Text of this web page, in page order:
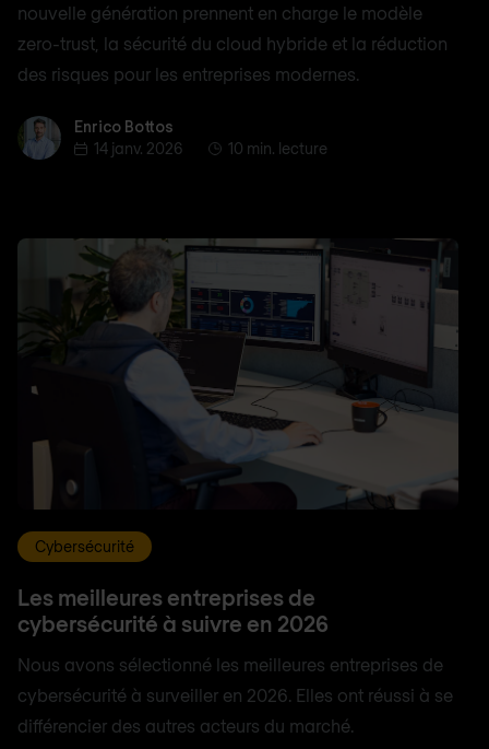
nouvelle génération prennent en charge le modèle
zero-trust, la sécurité du cloud hybride et la réduction
des risques pour les entreprises modernes.
Enrico BottosEnrico Bottos
14 janv. 2026
10 min. lecture
Cybersécurité
Les meilleures entreprises de
cybersécurité à suivre en 2026
Nous avons sélectionné les meilleures entreprises de
cybersécurité à surveiller en 2026. Elles ont réussi à se
différencier des autres acteurs du marché.